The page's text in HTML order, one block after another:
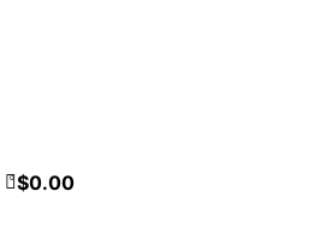
$0.00
0